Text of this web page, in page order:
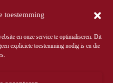
toestemming
en onze service te optimaliseren. Dit
expliciete toestemming nodig is en die